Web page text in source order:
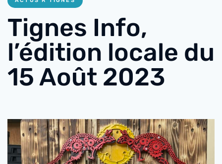
Tignes Info,
l’édition locale du
15 Août 2023